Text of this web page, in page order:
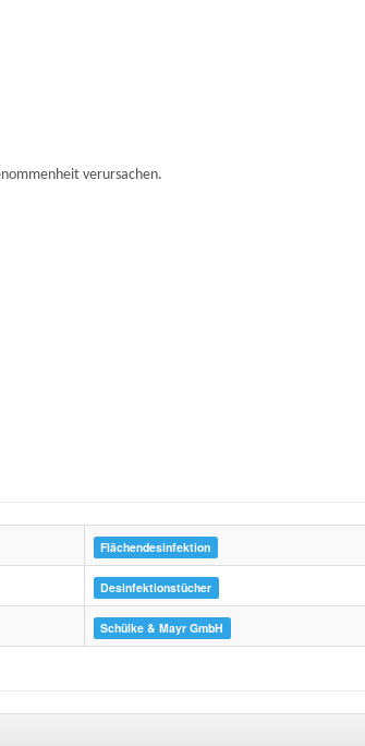
verursachen.
Flächendesinfektion
Desinfektionstücher
Schülke & Mayr GmbH